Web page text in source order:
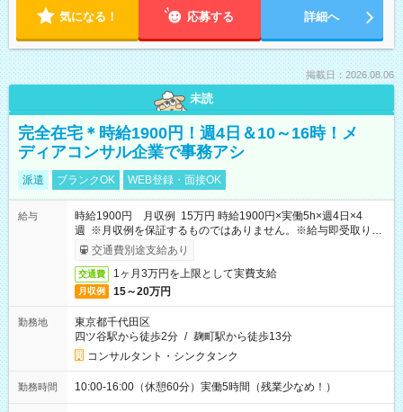
気になる！ 応募する 詳細へ
掲載日：2026.08.06
未読
完全在宅＊時給1900円！週4日＆10～16時！メ
ディアコンサル企業で事務アシ
派遣 ブランクOK WEB登録・面接OK
給与
時給1900円 月収例 15万円 時給1900円×実働5h×週4日×4
週 ※月収例を保証するものではありません。※給与即受取りサ
ービス利用可（利用条件有）
交通費別途支給あり
交通費 1ヶ月3万円を上限として実費支給
月収例 15～20万円
勤務地
東京都千代田区
四ツ谷駅から徒歩2分 / 麹町駅から徒歩13分
コンサルタント・シンクタンク
勤務時間 10:00-16:00（休憩60分）実働5時間（残業少なめ！）